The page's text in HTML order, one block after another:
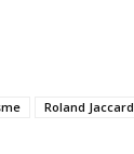
Roland Jaccard